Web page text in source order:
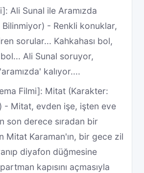
Ali Sunal ile Aramızda
Bilinmiyor) - Renkli konuklar,
sorular... Kahkahası bol,
Ali Sunal soruyor,
kalıyor....
Filmi]: Mitat (Karakter:
- Mitat, evden işe, işten eve
son derece sıradan bir
Mitat Karaman'ın, bir gece zil
diyafon düğmesine
kapısını açmasıyla